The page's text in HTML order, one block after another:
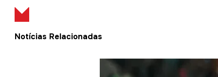
Notícias Relacionadas